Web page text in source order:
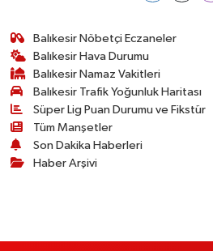
Balıkesir Nöbetçi Eczaneler
Balıkesir Hava Durumu
Balıkesir Namaz Vakitleri
Balıkesir Trafik Yoğunluk Haritası
Süper Lig Puan Durumu ve Fikstür
Tüm Manşetler
Son Dakika Haberleri
Haber Arşivi